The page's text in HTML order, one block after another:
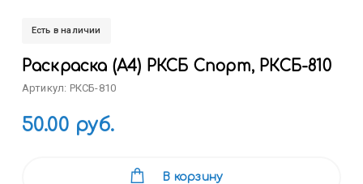
Есть в наличии
Раскраска (А4) РКСБ Спорт, РКСБ-810
Артикул: РКСБ-810
50.00 руб.
В корзину